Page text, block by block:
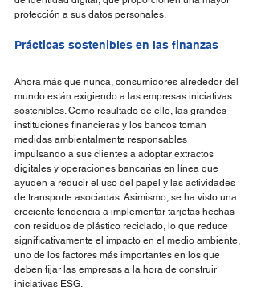
protección a sus datos personales.
Prácticas sostenibles en las finanzas
Ahora más que nunca, consumidores alrededor del
mundo están exigiendo a las empresas iniciativas
sostenibles. Como resultado de ello, las grandes
instituciones financieras y los bancos toman
medidas ambientalmente responsables
impulsando a sus clientes a adoptar extractos
digitales y operaciones bancarias en línea que
ayuden a reducir el uso del papel y las actividades
de transporte asociadas. Asimismo, se ha visto una
creciente tendencia a implementar tarjetas hechas
con residuos de plástico reciclado, lo que reduce
significativamente el impacto en el medio ambiente,
uno de los factores más importantes en los que
deben fijar las empresas a la hora de construir
iniciativas ESG.